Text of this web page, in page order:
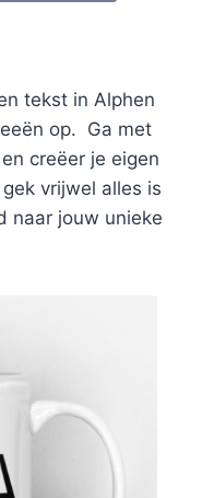
tekst in Alphen
op. Ga met
creëer je eigen
vrijwel alles is
naar jouw unieke